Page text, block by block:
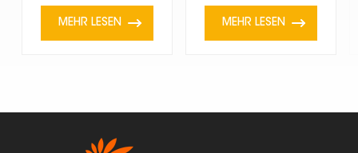
MEHR LESEN MEHR LESEN